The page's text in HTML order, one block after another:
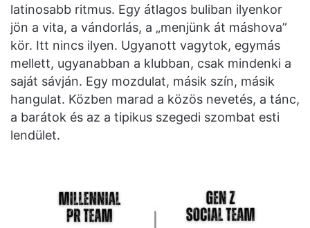
latinosabb ritmus. Egy átlagos buliban ilyenkor
jön a vita, a vándorlás, a „menjünk át máshova”
kör. Itt nincs ilyen. Ugyanott vagytok, egymás
mellett, ugyanabban a klubban, csak mindenki a
saját sávján. Egy mozdulat, másik szín, másik
hangulat. Közben marad a közös nevetés, a tánc,
a barátok és az a tipikus szegedi szombat esti
lendület.